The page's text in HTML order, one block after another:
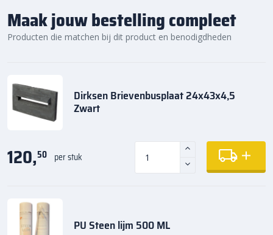
Maak jouw bestelling compleet
Producten die matchen bij dit product en benodigdheden
Dirksen Brievenbusplaat 24x43x4,5
Zwart
120,50 per stuk
PU Steen lijm 500 ML